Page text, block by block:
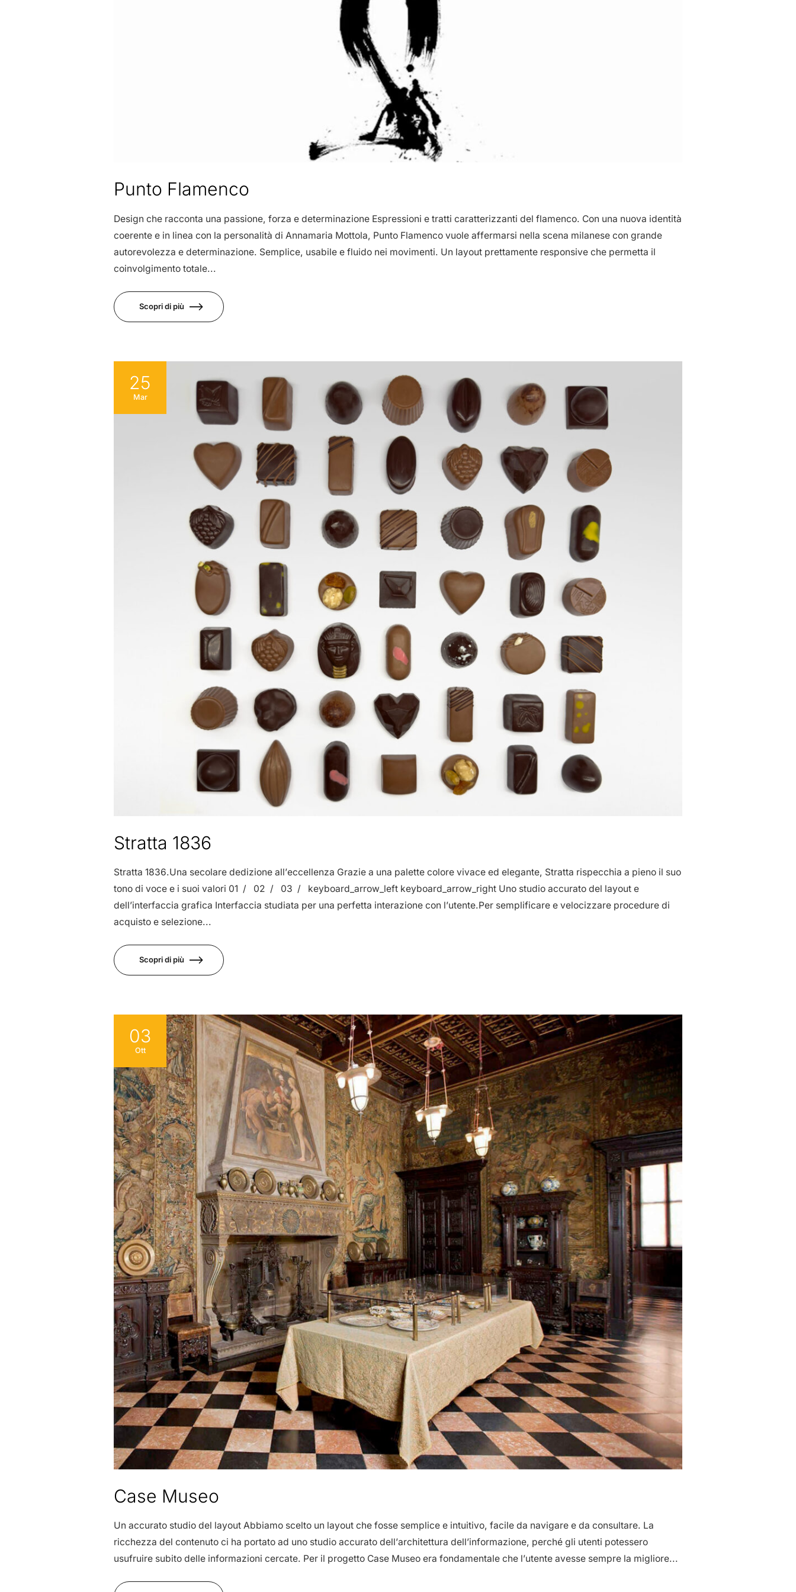
Punto Flamenco
Design che racconta una passione, forza e determinazione Espressioni e tratti caratterizzanti del flamenco. Con una nuova identità
coerente e in linea con la personalità di Annamaria Mottola, Punto Flamenco vuole affermarsi nella scena milanese con grande
autorevolezza e determinazione. Semplice, usabile e fluido nei movimenti. Un layout prettamente responsive che permetta il
coinvolgimento totale...
Scopri di più
25
Mar
Stratta 1836
Stratta 1836.Una secolare dedizione all’eccellenza Grazie a una palette colore vivace ed elegante, Stratta rispecchia a pieno il suo
tono di voce e i suoi valori 01 / 02 / 03 / keyboard_arrow_left keyboard_arrow_right Uno studio accurato del layout e
dell’interfaccia grafica Interfaccia studiata per una perfetta interazione con l’utente.Per semplificare e velocizzare procedure di
acquisto e selezione...
Scopri di più
03
Ott
Case Museo
Un accurato studio del layout Abbiamo scelto un layout che fosse semplice e intuitivo, facile da navigare e da consultare. La
ricchezza del contenuto ci ha portato ad uno studio accurato dell’architettura dell’informazione, perché gli utenti potessero
usufruire subito delle informazioni cercate. Per il progetto Case Museo era fondamentale che l’utente avesse sempre la migliore...